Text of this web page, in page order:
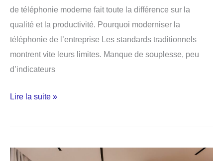
de téléphonie moderne fait toute la différence sur la
qualité et la productivité. Pourquoi moderniser la
téléphonie de l’entreprise Les standards traditionnels
montrent vite leurs limites. Manque de souplesse, peu
d’indicateurs
Logiciels
téléphonie
moderniser
Lire la suite »